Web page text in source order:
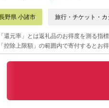
野県 小諸市 旅行・チケット・カ
還元率」とは返礼品のお得度を測る指
控除上限額」の範囲内で寄付するとお